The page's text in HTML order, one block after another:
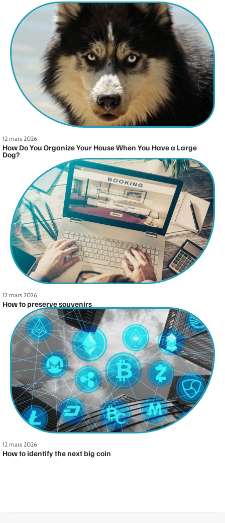
12 mars 2026
How Do You Organize Your House When You Have a Large
Dog?
12 mars 2026
How to preserve souvenirs
12 mars 2026
How to identify the next big coin